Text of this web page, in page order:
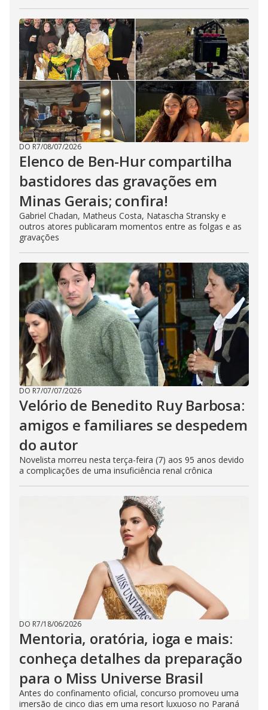
DO R7/08/07/2026
Elenco de Ben-Hur compartilha
bastidores das gravações em
Minas Gerais; confira!
Gabriel Chadan, Matheus Costa, Natascha Stransky e
outros atores publicaram momentos entre as folgas e as
gravações
DO R7/07/07/2026
Velório de Benedito Ruy Barbosa:
amigos e familiares se despedem
do autor
Novelista morreu nesta terça-feira (7) aos 95 anos devido
a complicações de uma insuficiência renal crônica
DO R7/18/06/2026
Mentoria, oratória, ioga e mais:
conheça detalhes da preparação
para o Miss Universe Brasil
Antes do confinamento oficial, concurso promoveu uma
imersão de cinco dias em uma resort luxuoso no Paraná